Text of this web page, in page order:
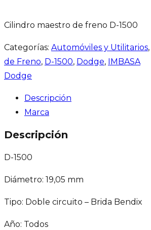
Cilindro maestro de freno D-1500
Categorías: Automóviles y Utilitarios,
de Freno, D-1500, Dodge, IMBASA
Dodge
Descripción
Marca
Descripción
D-1500
Diámetro: 19,05 mm
Tipo: Doble circuito – Brida Bendix
Año: Todos